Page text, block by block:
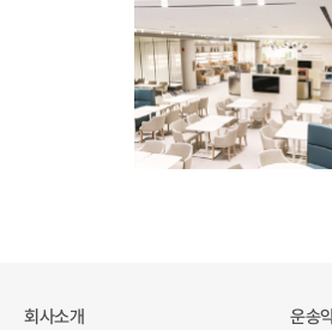
회사소개
운송